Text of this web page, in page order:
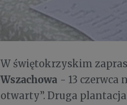
W świętokrzyskim
Wszachowa - 13 czerwca
otwarty”. Druga plantacja